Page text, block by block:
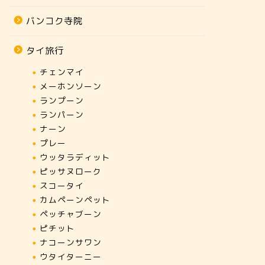
バンコク寺院
タイ旅行
チェンマイ
メーホンソーン
ランプーン
ランパーン
ナーン
プレー
ウッタラディット
ピッサヌローク
スコータイ
カムペーンペット
ペッチャブーン
ピチット
ナコーンサワン
ウタイターニー